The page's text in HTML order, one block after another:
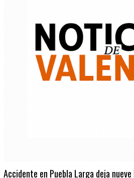
Accidente en Puebla Larga deja